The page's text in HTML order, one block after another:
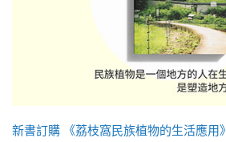
新書訂購 《荔枝窩民族植物的生活應用》